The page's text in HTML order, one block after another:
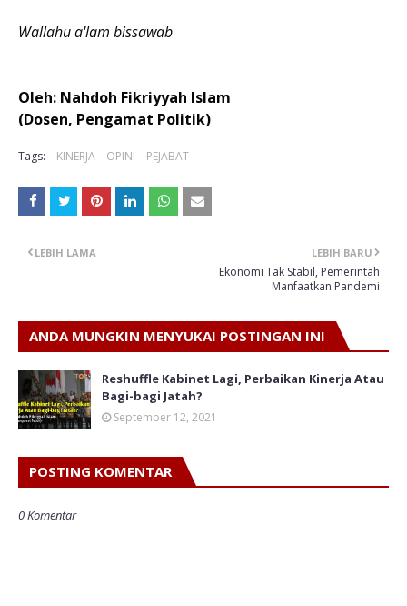
Wallahu a'lam bissawab
Oleh: Nahdoh Fikriyyah Islam
(Dosen, Pengamat Politik)
Tags: KINERJA OPINI PEJABAT
LEBIH BARU
Ekonomi Tak Stabil, Pemerintah
Manfaatkan Pandemi
LEBIH LAMA
ANDA MUNGKIN MENYUKAI POSTINGAN INI
Reshuffle Kabinet Lagi, Perbaikan Kinerja Atau
Bagi-bagi Jatah?
September 12, 2021
POSTING KOMENTAR
0 Komentar